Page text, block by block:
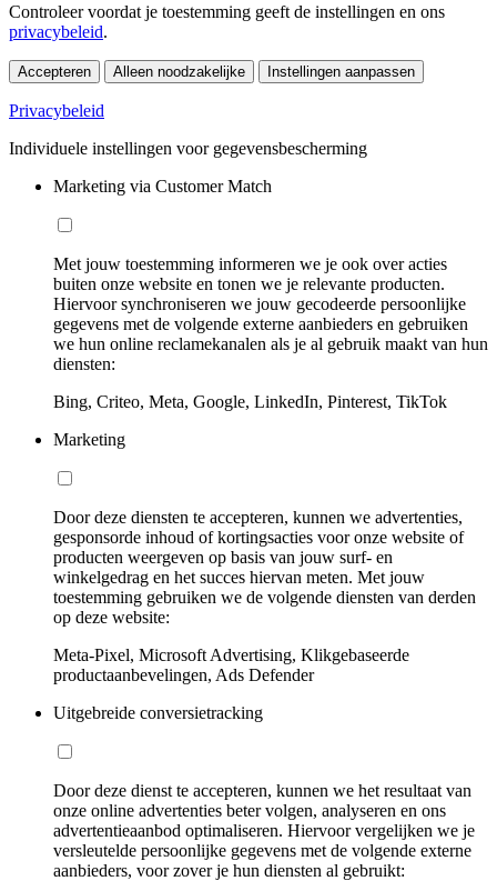
Controleer voordat je toestemming geeft de instellingen en ons
privacybeleid.
Accepteren Alleen noodzakelijke Instellingen aanpassen
Privacybeleid
Individuele instellingen voor gegevensbescherming
Marketing via Customer Match
Met jouw toestemming informeren we je ook over acties
buiten onze website en tonen we je relevante producten.
Hiervoor synchroniseren we jouw gecodeerde persoonlijke
gegevens met de volgende externe aanbieders en gebruiken
we hun online reclamekanalen als je al gebruik maakt van hun
diensten:
Bing, Criteo, Meta, Google, LinkedIn, Pinterest, TikTok
Marketing
Door deze diensten te accepteren, kunnen we advertenties,
gesponsorde inhoud of kortingsacties voor onze website of
producten weergeven op basis van jouw surf- en
winkelgedrag en het succes hiervan meten. Met jouw
toestemming gebruiken we de volgende diensten van derden
op deze website:
Meta-Pixel, Microsoft Advertising, Klikgebaseerde
productaanbevelingen, Ads Defender
Uitgebreide conversietracking
Door deze dienst te accepteren, kunnen we het resultaat van
onze online advertenties beter volgen, analyseren en ons
advertentieaanbod optimaliseren. Hiervoor vergelijken we je
versleutelde persoonlijke gegevens met de volgende externe
aanbieders, voor zover je hun diensten al gebruikt: